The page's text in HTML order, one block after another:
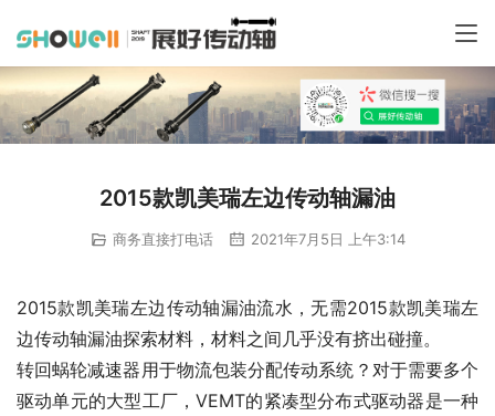
2015款凯美瑞左边传动轴漏油
商务直接打电话 2021年7月5日 上午3:14
2015款凯美瑞左边传动轴漏油流水，无需2015款凯美瑞左
边传动轴漏油探索材料，材料之间几乎没有挤出碰撞。
转回蜗轮减速器用于物流包装分配传动系统？对于需要多个
驱动单元的大型工厂，VEMT的紧凑型分布式驱动器是一种